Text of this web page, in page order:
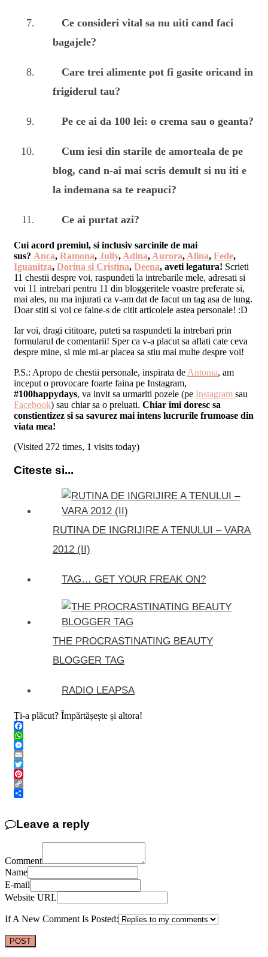
Ce consideri vital sa nu uiti cand faci
bagajele?
Care trei alimente pot fi gasite oricand in
frigiderul tau?
Pe ce ai da 100 lei: o crema sau o geanta?
Cum iesi din starile de amorteala de pe
blog, cand n-ai mai scris demult si nu iti e
la indemana sa te reapuci?
Ce ai purtat azi?
Cui acord premiul, si inclusiv sarcinile de mai
sus? Anca, Ramona, Jully, Adina, Aurora, Alina, Fede,
Iguanitza, Dorina si Cristina, Deena, aveti legatura! Scrieti
11 chestii despre voi, raspundeti la intrebarile mele, adresati si
voi 11 intrebari pentru 11 din bloggeritele voastre preferate si,
mai ales, nu ma injurati ca v-am dat de facut un tag asa de lung.
Doar stiti si voi ce faine-s de citit articolele astea personale! :D
Iar voi, dragi cititoare, puteti sa raspundeti la intrebari prin
formularul de comentarii! Sper ca v-a placut sa aflati cate ceva
despre mine, si mie mi-ar placea sa stiu mai multe despre voi!
P.S.: Apropo de chestii personale, inspirata de Antonia, am
inceput o provocare foarte faina pe Instagram,
#100happydays, va invit sa urmariti pozele (pe Instagram sau
Facebook) sau chiar sa o preluati. Chiar imi doresc sa
constientizez si sa savurez mai intens lucrurile frumoase din
viata mea!
(Visited 272 times, 1 visits today)
Citeste si...
RUTINA DE INGRIJIRE A TENULUI – VARA
2012 (II)
TAG… GET YOUR FREAK ON?
THE PROCRASTINATING BEAUTY
BLOGGER TAG
RADIO LEAPSA
Ți-a plăcut? Împărtășește și altora!
Facebook
WhatsApp
Messenger
Email
Twitter
Pinterest
Copy
Leave a reply
Comment
Name
E-mail
Website URL
If A New Comment Is Posted: